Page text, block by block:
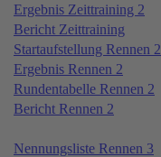
Ergebnis Zeittraining 2
Bericht Zeittraining
Startaufstellung Rennen 2
Ergebnis Rennen 2
Rundentabelle Rennen 2
Bericht Rennen 2
Nennungsliste Rennen 3